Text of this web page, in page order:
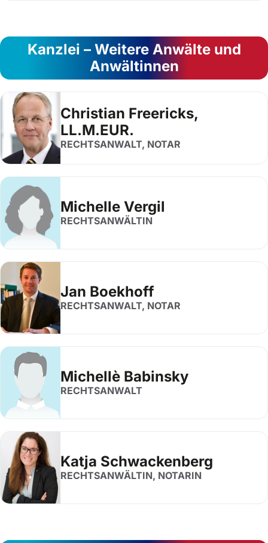
Kanzlei – Weitere Anwälte und
Anwältinnen
Christian Freericks,
LL.M.EUR.
RECHTSANWALT, NOTAR
Michelle Vergil
RECHTSANWÄLTIN
Jan Boekhoff
RECHTSANWALT, NOTAR
Michellè Babinsky
RECHTSANWALT
Katja Schwackenberg
RECHTSANWÄLTIN, NOTARIN